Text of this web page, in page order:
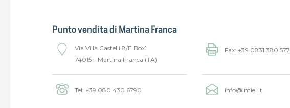
Punto vendita di Martina Franca
Via Villa Castelli 8/E Box1
74015 – Martina Franca (TA)
Fax: +39 0831 380 577
Tel: +39 080 430 6790 info@imiel.it